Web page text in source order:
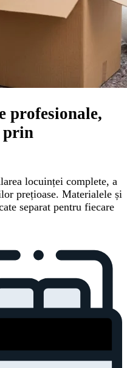
profesionale,
prin
locuinței complete, a
prețioase. Materialele și
separat pentru fiecare